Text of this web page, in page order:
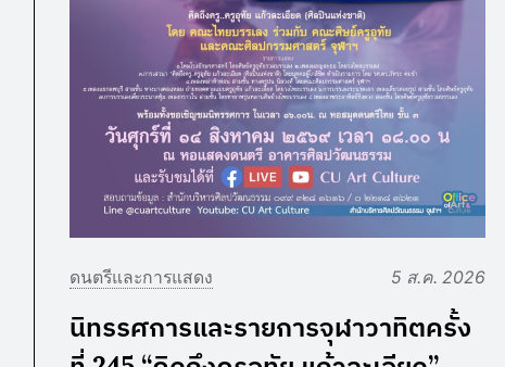
ดนตรีและการแสดง 5 ส.ค. 2026
นิทรรศการและรายการจุฬาวาทิตครั้ง